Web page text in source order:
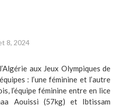
8, 2024
aux Jeux Olympiques de
: l’une féminine et l’autre
l’équipe féminine entre en lice
Aouissi (57kg) et Ibtissam